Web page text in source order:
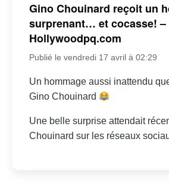
Gino Chouinard reçoit un
surprenant… et cocasse! –
Hollywoodpq.com
Publié le vendredi 17 avril à 02:29
Un hommage aussi inattendu
Gino Chouinard
Une belle surprise attendait
Chouinard sur les réseaux